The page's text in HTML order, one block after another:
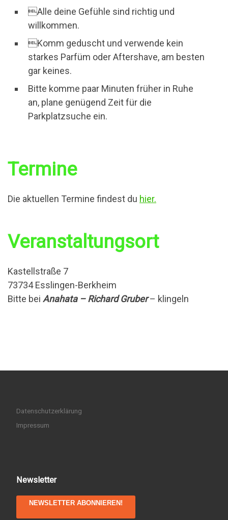
Alle deine Gefühle sind richtig und
willkommen.
Komm geduscht und verwende kein
starkes Parfüm oder Aftershave, am besten
gar keines.
Bitte komme paar Minuten früher in Ruhe
an, plane genügend Zeit für die
Parkplatzsuche ein.
Termine
Die aktuellen Termine findest du hier.
Veranstaltungsort
Kastellstraße 7
73734 Esslingen-Berkheim
Bitte bei Anahata – Richard Gruber– klingeln
Datenschutzerklärung
Impressum
Newsletter
NEWSLETTER ABONNIEREN!